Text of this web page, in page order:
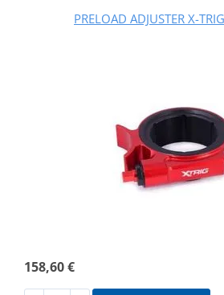
PRELOAD ADJUSTER X-
158,60 €